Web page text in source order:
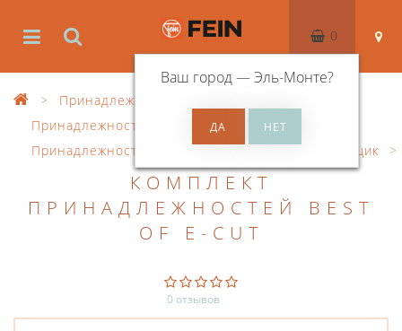
Ваш город —Эль-Монте?
0
Принадлежности
Принадлежности к осцил. инструменту
Принадлежности SuperCut
Столяр / стекольщик
КОМПЛЕКТ
ПРИНАДЛЕЖНОСТЕЙ BEST
OF E-CUT
0 отзывов